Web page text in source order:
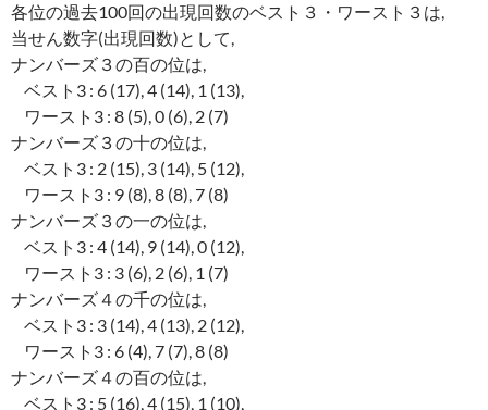
各位の過去100回の出現回数のベスト３・ワースト３は,
当せん数字(出現回数)として,
ナンバーズ３の百の位は,
ベスト3 : 6 (17), 4 (14), 1 (13),
ワースト3 : 8 (5), 0 (6), 2 (7)
ナンバーズ３の十の位は,
ベスト3 : 2 (15), 3 (14), 5 (12),
ワースト3 : 9 (8), 8 (8), 7 (8)
ナンバーズ３の一の位は,
ベスト3 : 4 (14), 9 (14), 0 (12),
ワースト3 : 3 (6), 2 (6), 1 (7)
ナンバーズ４の千の位は,
ベスト3 : 3 (14), 4 (13), 2 (12),
ワースト3 : 6 (4), 7 (7), 8 (8)
ナンバーズ４の百の位は,
ベスト3 : 5 (16), 4 (15), 1 (10),